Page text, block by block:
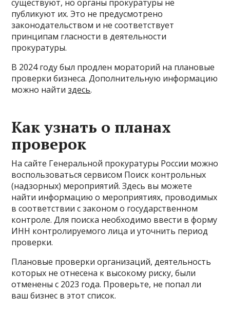
существуют, но органы прокуратуры не
публикуют их. Это не предусмотрено
законодательством и не соответствует
принципам гласности в деятельности
прокуратуры.
В 2024 году был продлен мораторий на плановые
проверки бизнеса. Дополнительную информацию
можно найтиздесь.
Как узнать о планах
проверок
На сайте Генеральной прокуратуры России можно
воспользоваться сервисом Поиск контрольных
(надзорных) мероприятий. Здесь вы можете
найти информацию о мероприятиях, проводимых
в соответствии с законом о государственном
контроле. Для поиска необходимо ввести в форму
ИНН контролируемого лица и уточнить период
проверки.
Плановые проверки организаций, деятельность
которых не отнесена к высокому риску, были
отменены с 2023 года. Проверьте, не попал ли
ваш бизнес в этот список.